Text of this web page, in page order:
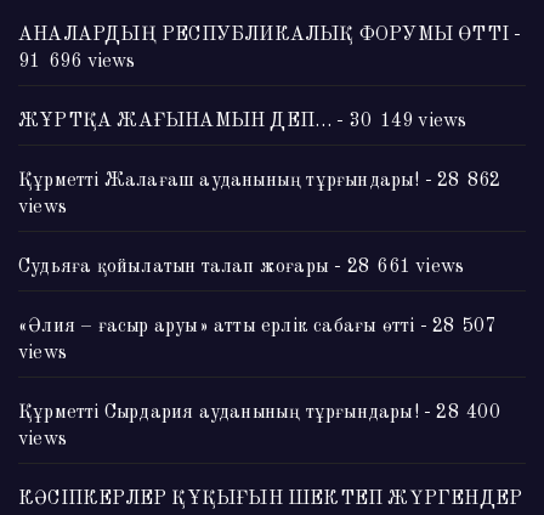
АНАЛАРДЫҢ РЕСПУБЛИКАЛЫҚ ФОРУМЫ ӨТТІ -
91 696 views
ЖҰРТҚА ЖАҒЫНАМЫН ДЕП… - 30 149 views
Құрметті Жалағаш ауданының тұрғындары! - 28 862
views
Судьяға қойылатын талап жоғары - 28 661 views
«Әлия – ғасыр аруы» атты ерлік сабағы өтті - 28 507
views
Құрметті Сырдария ауданының тұрғындары!- 28 400
views
КӘСІПКЕРЛЕР ҚҰҚЫҒЫН ШЕКТЕП ЖҮРГЕНДЕР